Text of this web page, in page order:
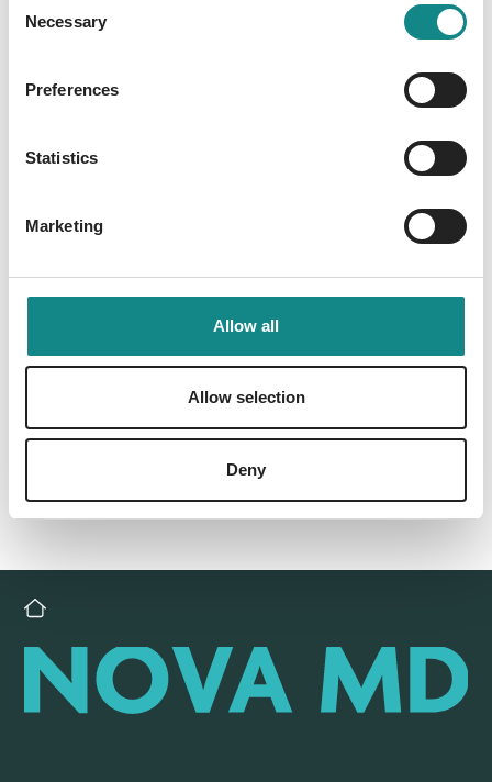
Selection
Necessary
Preferences
Statistics
Marketing
Allow all
Allow selection
Deny
Back to overview